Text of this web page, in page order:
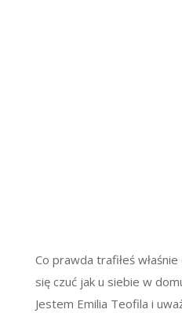
Co prawda trafiłeś
się czuć jak u siebie w
Jestem Emilia Teofila i